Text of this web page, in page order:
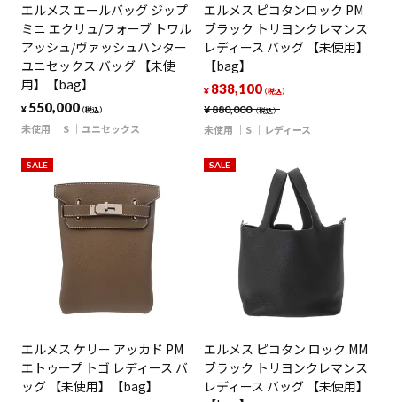
エルメス エールバッグ ジップ
ミニ エクリュ/フォーブ トワル
アッシュ/ヴァッシュハンター
ユニセックス バッグ 【未使
用】【bag】
¥ 550,000（税込）
未使用 S ユニセックス
エルメス ピコタンロック PM
ブラック トリヨンクレマンス
レディース バッグ 【未使用】
【bag】
¥880,000（税込）
¥ 838,100（税込）
未使用 S レディース
SALE
エルメス ケリー アッカド PM
エトゥープ トゴ レディース バ
ッグ 【未使用】【bag】
SALE
エルメス ピコタン ロック MM
ブラック トリヨンクレマンス
レディース バッグ 【未使用】